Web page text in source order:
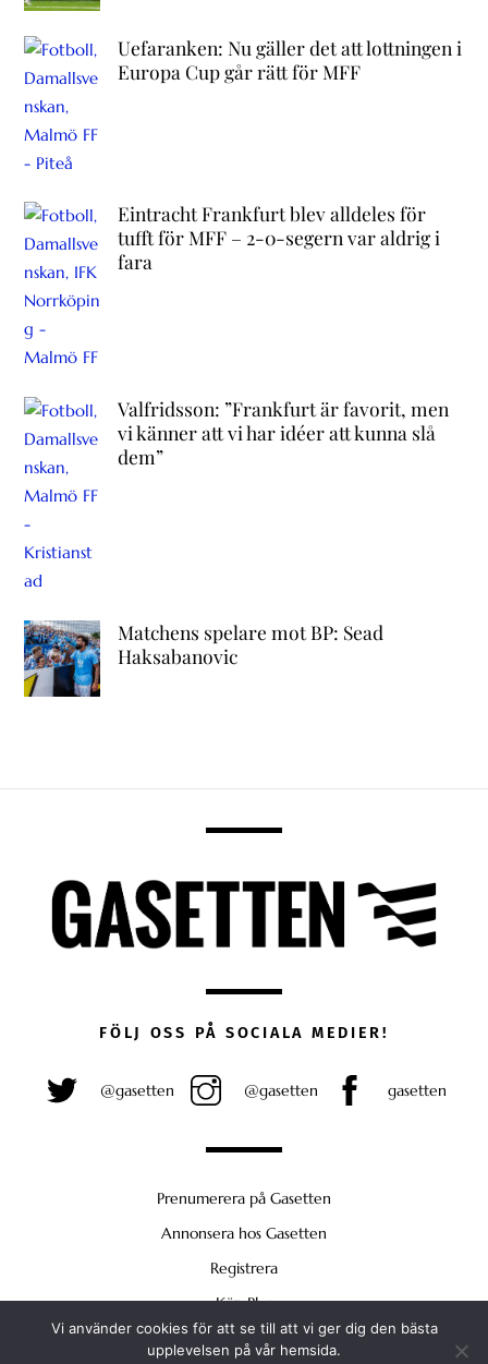
Uefaranken: Nu gäller det att lottningen i
Europa Cup går rätt för MFF
Eintracht Frankfurt blev alldeles för
tufft för MFF – 2-0-segern var aldrig i
fara
Valfridsson: ”Frankfurt är favorit, men
vi känner att vi har idéer att kunna slå
dem”
Matchens spelare mot BP: Sead
Haksabanovic
FÖLJ OSS PÅ SOCIALA MEDIER!
@gasetten @gasetten gasetten
Prenumerera på Gasetten
Annonsera hos Gasetten
Registrera
Köp Plus
Vi använder cookies för att se till att vi ger dig den bästa
upplevelsen på vår hemsida.